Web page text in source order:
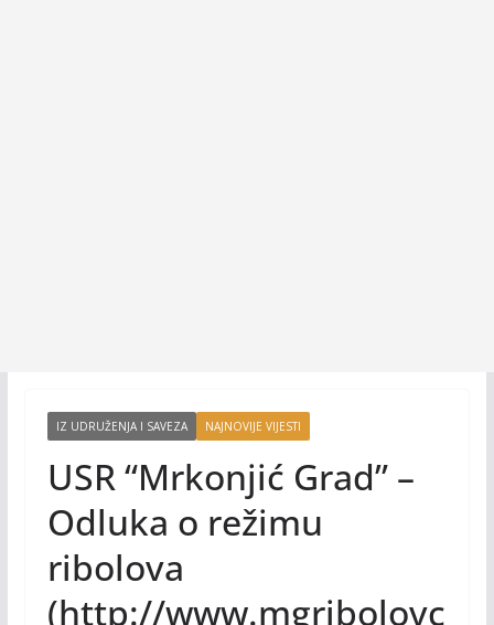
IZ UDRUŽENJA I SAVEZA NAJNOVIJE VIJESTI
USR “Mrkonjić Grad” –
Odluka o režimu
ribolova
(http://www.mgribolovc